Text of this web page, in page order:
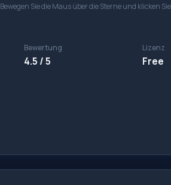
Bewegen Sie die Maus über die Sterne und klicken
Bewertung
4.5 / 5
Lizenz
Free